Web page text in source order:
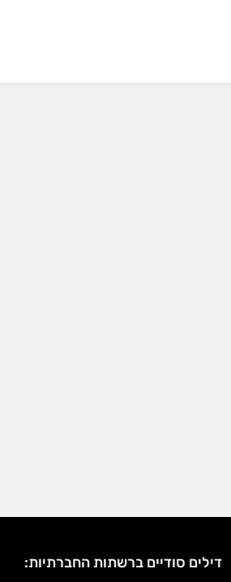
דילים סודיים ברשתות החברתיות: